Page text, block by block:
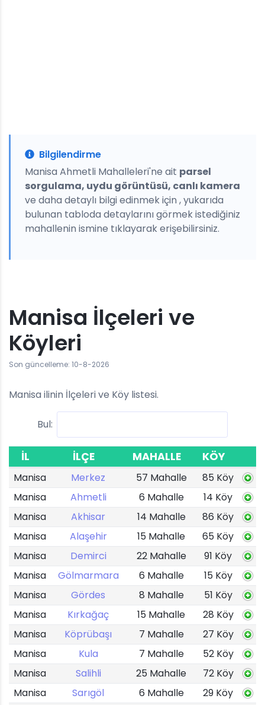
Bilgilendirme
Manisa Ahmetli Mahalleleri'ne ait parsel
sorgulama, uydu görüntüsü, canlı kamera
ve daha detaylı bilgi edinmek için , yukarıda
bulunan tabloda detaylarını görmek istediğiniz
mahallenin ismine tıklayarak erişebilirsiniz.
Manisa İlçeleri ve
Köyleri
Son güncelleme: 10-8-2026
Manisa ilinin İlçeleri ve Köy listesi.
Bul:
İL İLÇE MAHALLE KÖY
Manisa Merkez 57 Mahalle
85 Köy
Manisa
Ahmetli 6 Mahalle
14 Köy
Manisa
Akhisar 14 Mahalle
86 Köy
Manisa
Alaşehir 15 Mahalle
65 Köy
Manisa
Demirci 22 Mahalle
91 Köy
Manisa
Gölmarmara 6 Mahalle
15 Köy
Manisa
Gördes 8 Mahalle
51 Köy
Manisa
Kırkağaç 15 Mahalle
28 Köy
Manisa
Köprübaşı 7 Mahalle
27 Köy
Manisa
Kula 7 Mahalle
52 Köy
Manisa
Salihli 25 Mahalle
72 Köy
Manisa
Sarıgöl 6 Mahalle
29 Köy